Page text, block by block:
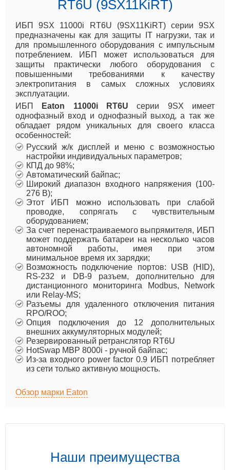
RT6U (9SX11KiRT)
ИБП 9SX 11000i RT6U (9SX11KiRT) серии 9SX
предназначены как для защиты IT нагрузки, так и
для промышленного оборудования с импульсным
потреблением. ИБП может использоваться для
защиты практически любого оборудования с
повышенными требованиями к качеству
электропитания в самых сложных условиях
эксплуатации.
ИБП
Eaton 11000i RT6U серии 9SX имеет
однофазный вход и однофазный выход, а так же
обладает рядом уникальных для своего класса
особенностей:
Русский ж/к дисплей и меню с возможностью
настройки индивидуальных параметров;
КПД до 98%;
Автоматический байпас;
Широкий диапазон входного напряжения (100-
276 В);
Этот ИБП можно использовать при слабой
проводке, сопрягать с чувствительным
оборудованием;
За счет перенастраиваемого выпрямителя, ИБП
может поддержать батареи на несколько часов
автономной работы, имея при этом
минимальное время их зарядки;
Возможность подключение портов: USB (HID),
RS-232 и DB-9 разъем, дополнительно для
дистанционного мониторинга Modbus, Network
или Relay-MS;
Разъемы для удаленного отключения питания
RPO/ROO;
Опция подключения до 12 дополнительных
внешних аккумуляторных модулей;
Резервированный ретранслятор RT6U
HotSwap MBP 8000i - ручной байпас;
Из-за входного power factor 0.9 ИБП потребляет
из сети только активную мощность.
Обзор марки Eaton
Наши преимущества